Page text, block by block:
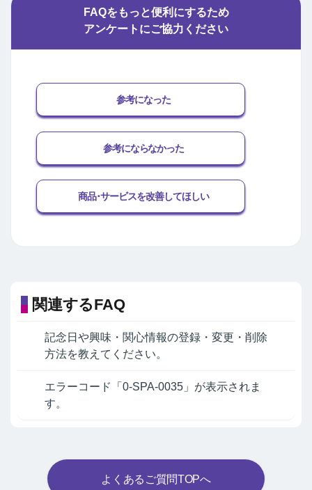
FAQをもっと便利にするため
アンケートにご協力ください
参考になった
参考にならなかった
商品･サービスを改善してほしい
関連するFAQ
記念日や興味・関心情報の登録・変更・削除
方法を教えてください。
エラーコード「0-SPA-0035」が表示されま
す。
よくあるご質問TOPへ